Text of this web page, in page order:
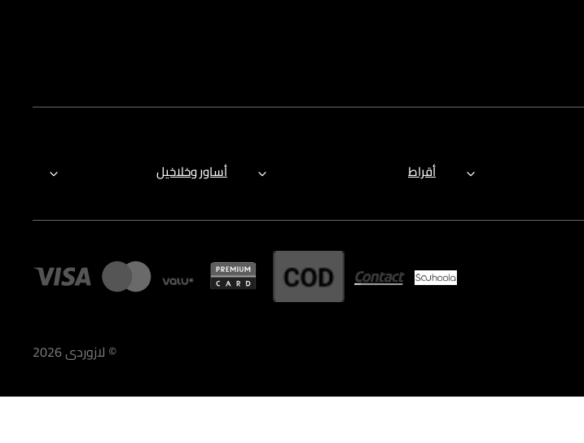
أقراط أساور وخلاخيل
© لازوردى2026